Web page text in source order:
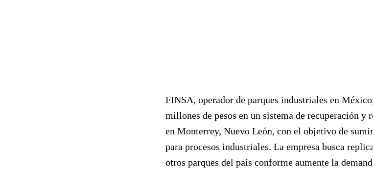
FINSA, operador de parques industriales en
millones de pesos en un sistema de recuperación
en Monterrey, Nuevo León, con el objetivo de
para procesos industriales. La empresa busca
otros parques del país conforme aumente la